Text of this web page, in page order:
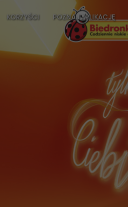
KORZYŚCI POZNAJ APLIKACJĘ